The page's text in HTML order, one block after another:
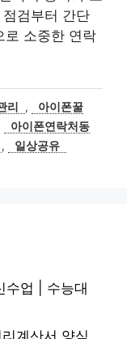
검부터 간단
로 소중한 연락
리 ,
아이폰꿀
아이폰연락처동
, 일상공유
수업 | 수능대
계산서 양식